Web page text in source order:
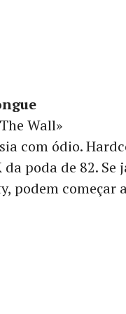
Wall»
com ódio.
da poda de 82. Se
podem começar